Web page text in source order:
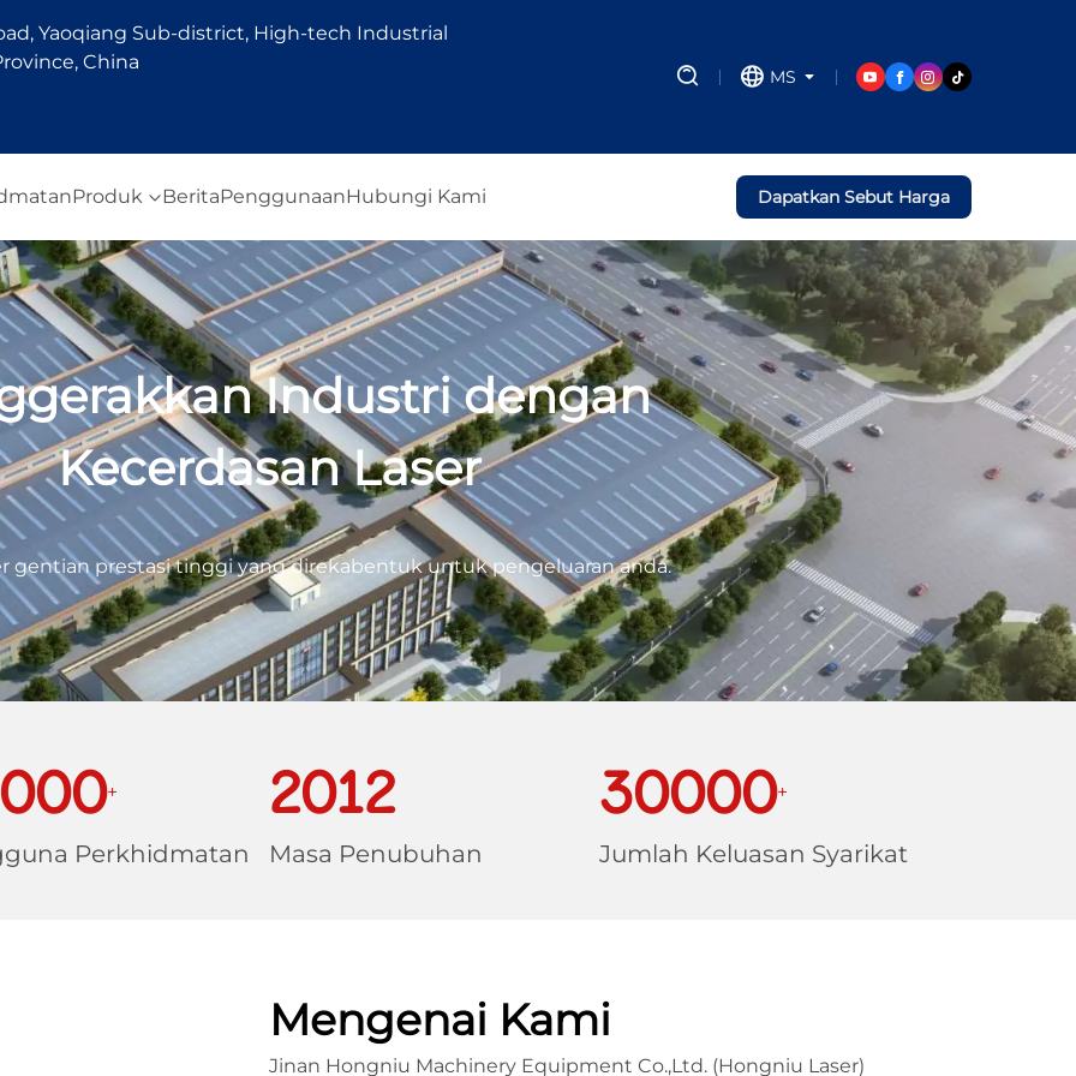
Yaoqiang Sub-district, High-tech Industrial
China
MS
Produk BeritaPenggunaanHubungi Kami Dapatkan Sebut Harga
Industri dengan
Kecerdasan Laser
gentian prestasi tinggi yang direkabentuk untuk pengeluaran anda.
+
Perkhidmatan
2012
Masa Penubuhan
30000+
Jumlah Keluasan Syarikat
Mengenai Kami
Jinan Hongniu Machinery Equipment Co.,Ltd. (Hongniu Laser)